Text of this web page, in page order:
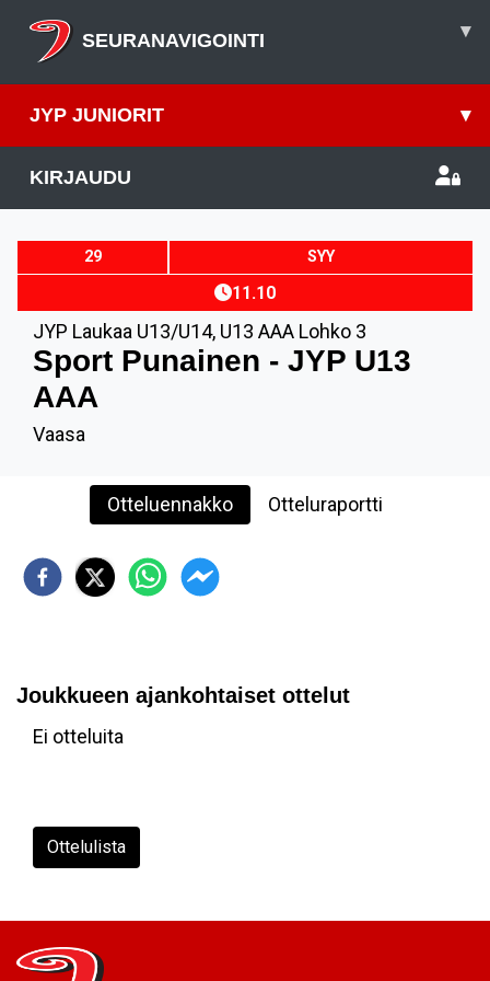
SEURANAVIGOINTI ▾
JYP JUNIORIT ▾
KIRJAUDU
29 SYY
11.10
JYP Laukaa U13/U14, U13 AAA Lohko 3
Sport Punainen - JYP U13
AAA
Vaasa
Otteluennakko Otteluraportti
Joukkueen ajankohtaiset ottelut
Ei otteluita
Ottelulista